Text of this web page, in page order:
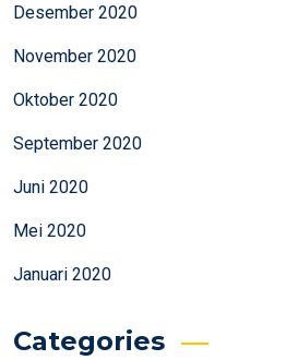
Desember 2020
November 2020
Oktober 2020
September 2020
Juni 2020
Mei 2020
Januari 2020
Categories